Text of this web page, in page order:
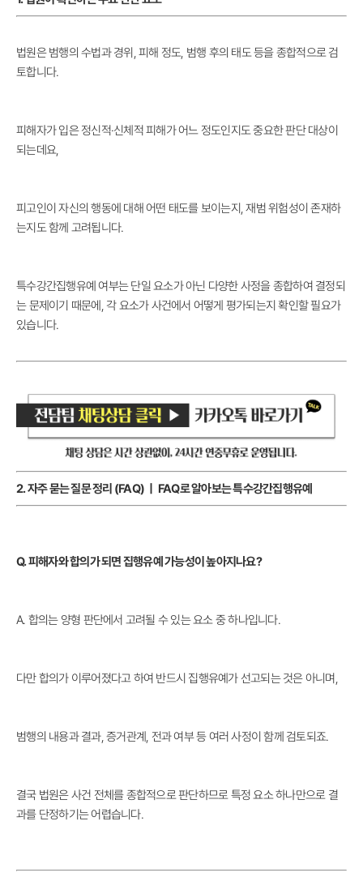
법원은 범행의 수법과 경위, 피해 정도, 범행 후의 태도 등을 종합적으로 검
토합니다.
피해자가 입은 정신적·신체적 피해가 어느 정도인지도 중요한 판단 대상이
되는데요,
피고인이 자신의 행동에 대해 어떤 태도를 보이는지, 재범 위험성이 존재하
는지도 함께 고려됩니다.
특수강간집행유예 여부는 단일 요소가 아닌 다양한 사정을 종합하여 결정되
는 문제이기 때문에, 각 요소가 사건에서 어떻게 평가되는지 확인할 필요가
있습니다.
2. 자주 묻는 질문 정리 (FAQ) ㅣ FAQ로 알아보는 특수강간집행유예
Q. 피해자와 합의가 되면 집행유예 가능성이 높아지나요?
A. 합의는 양형 판단에서 고려될 수 있는 요소 중 하나입니다.
다만 합의가 이루어졌다고 하여 반드시 집행유예가 선고되는 것은 아니며,
범행의 내용과 결과, 증거관계, 전과 여부 등 여러 사정이 함께 검토되죠.
결국 법원은 사건 전체를 종합적으로 판단하므로 특정 요소 하나만으로 결
과를 단정하기는 어렵습니다.